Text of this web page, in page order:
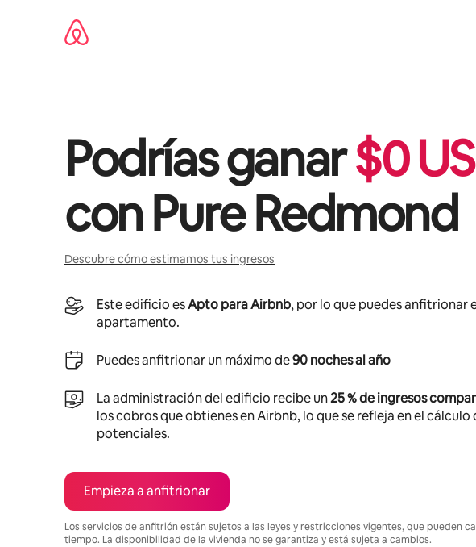
Podrías ganar$0
conPure Redmond
Descubre cómo estimamos tus ingresos
Este edificio esApto para Airbnb, por lo que puedes anfitrionar
apartamento.
Puedes anfitrionar un máximo de90 noches al año
La administración del edificio recibe un25 % de ingresos
los cobros que obtienes en Airbnb, lo que se refleja en el cálculo
potenciales.
Empieza a anfitrionar
Los servicios de anfitrión están sujetos a las leyes y restricciones vigentes, que pueden
tiempo. La disponibilidad de la vivienda no se garantiza y está sujeta a cambios.